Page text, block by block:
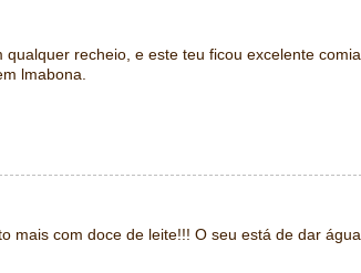
recheio, e este teu ficou excelente comia
lmabona.
mais com doce de leite!!! O seu está de dar água